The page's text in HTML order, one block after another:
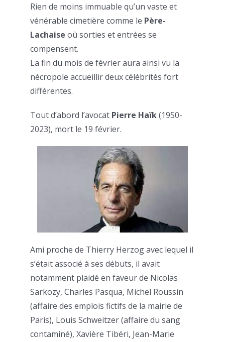
Rien de moins immuable qu’un vaste et
vénérable cimetière comme le Père-
Lachaise où sorties et entrées se
compensent.
La fin du mois de février aura ainsi vu la
nécropole accueillir deux célébrités fort
différentes.
Tout d’abord l’avocat Pierre Haïk(1950-
2023), mort le 19 février.
Ami proche de Thierry Herzog avec lequel il
s’était associé à ses débuts, il avait
notamment plaidé en faveur de Nicolas
Sarkozy, Charles Pasqua, Michel Roussin
(affaire des emplois fictifs de la mairie de
Paris), Louis Schweitzer (affaire du sang
contaminé), Xavière Tibéri, Jean-Marie